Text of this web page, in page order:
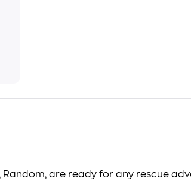
are ready for any rescue